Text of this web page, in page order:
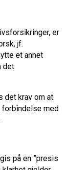
er
jf.
et annet
det.
det krav om at
forbindelse med
på en ”presis